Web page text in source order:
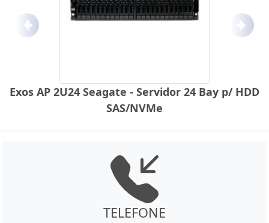
Exos AP 2U24 Seagate - Servidor 24 Bay p/ HDD
SAS/NVMe
Anterior
TELEFONE